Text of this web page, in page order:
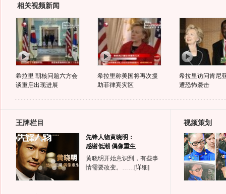
相关视频新闻
希拉里 朝核问题六方会
谈重启出现进展
希拉里称美国将再次援
助菲律宾灾区
希拉里访问肯尼
遭恐怖袭击
王牌栏目
先锋人物黄晓明：
感谢低潮 偶像重生
黄晓明开始意识到，有些事
情需要改变。…… [详细]
视频策划